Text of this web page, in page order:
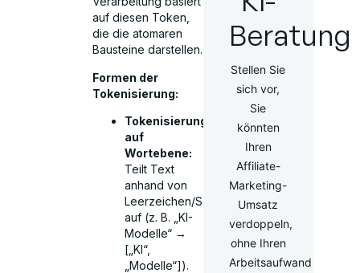
auf diesen Token,
die die atomaren
Bausteine darstellen.
Formen der
Tokenisierung:
Tokenisierung
auf
Wortebene:
Teilt Text
anhand von
Leerzeichen/Satzzeichen
auf (z. B. „KI-
Modelle“ →
[„KI“,
„Modelle“]).
Beratung
Stellen Sie
sich vor,
Sie
könnten
Ihren
Affiliate-
Marketing-
Umsatz
verdoppeln,
ohne Ihren
Arbeitsaufwand